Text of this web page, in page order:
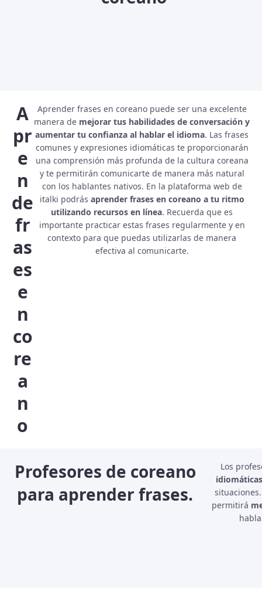
A
pr
e
n
de
fr
as
es
e
n
co
re
a
n
o
Aprender frases en coreano puede ser una excelente
manera de mejorar tus habilidades de conversación y
aumentar tu confianza al hablar el idioma. Las frases
comunes y expresiones idiomáticas te proporcionarán
una comprensión más profunda de la cultura coreana
y te permitirán comunicarte de manera más natural
con los hablantes nativos. En la plataforma web de
italki podrás aprender frases en coreano a tu ritmo
utilizando recursos en línea. Recuerda que es
importante practicar estas frases regularmente y en
contexto para que puedas utilizarlas de manera
efectiva al comunicarte.
Profesores de coreano
para aprender frases.
Los
idiomáticas
permitirá